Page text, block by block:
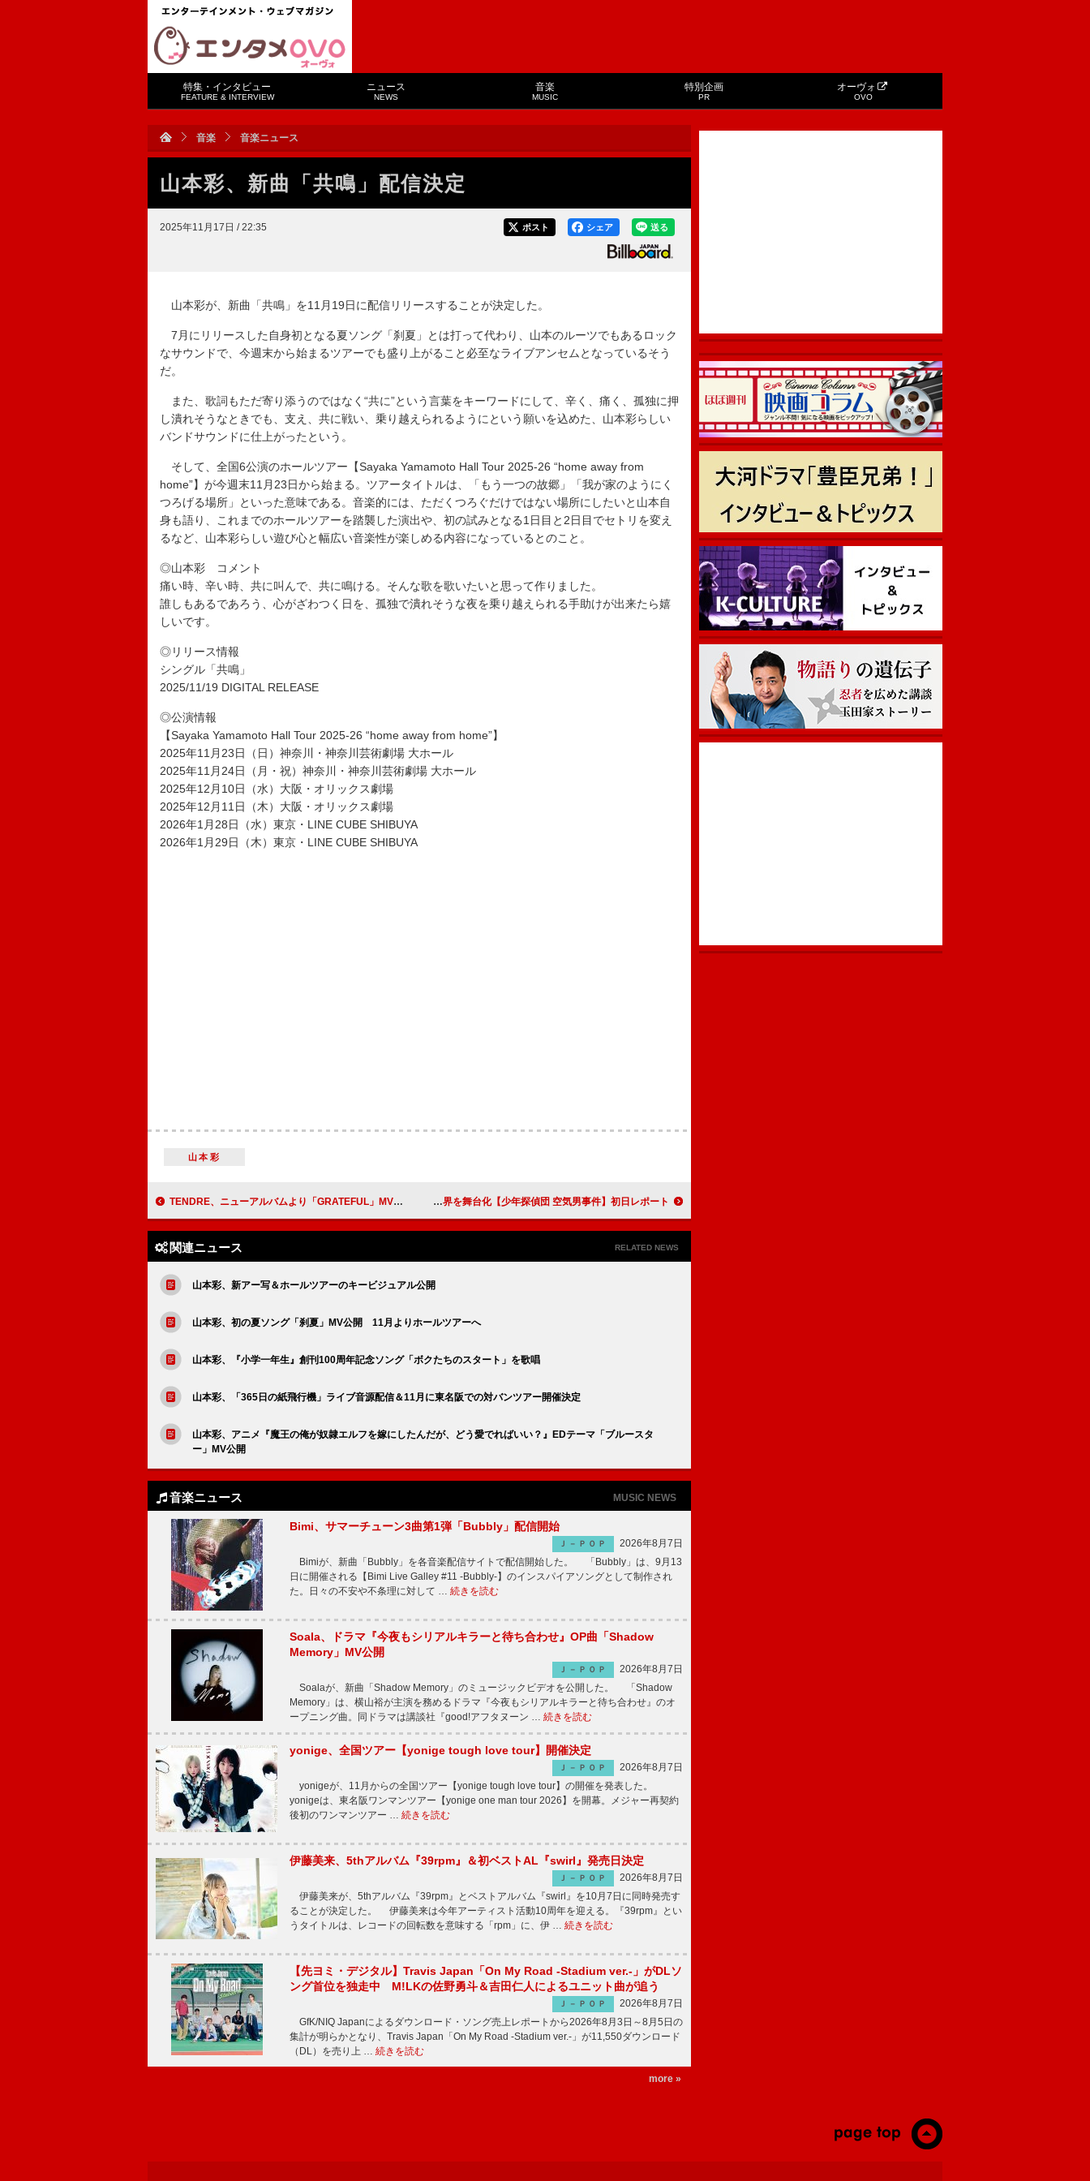
特集・インタビュー
FEATURE & INTERVIEW
ニュース
NEWS
音楽
MUSIC
特別企画
PR
オーヴォ
OVO
音楽 音楽ニュース
山本彩、新曲「共鳴」配信決定
2025年11月17日 / 22:35 送る
シェア
ポスト
山本彩が、新曲「共鳴」を11月19日に配信リリースすることが決定した。
7月にリリースした自身初となる夏ソング「刹夏」とは打って代わり、山本のルーツでもあるロック
なサウンドで、今週末から始まるツアーでも盛り上がること必至なライブアンセムとなっているそう
だ。
また、歌詞もただ寄り添うのではなく“共に”という言葉をキーワードにして、辛く、痛く、孤独に押
し潰れそうなときでも、支え、共に戦い、乗り越えられるようにという願いを込めた、山本彩らしい
バンドサウンドに仕上がったという。
そして、全国6公演のホールツアー【Sayaka Yamamoto Hall Tour 2025-26 “home away from
home”】が今週末11月23日から始まる。ツアータイトルは、「もう一つの故郷」「我が家のようにく
つろげる場所」といった意味である。音楽的には、ただくつろぐだけではない場所にしたいと山本自
身も語り、これまでのホールツアーを踏襲した演出や、初の試みとなる1日目と2日目でセトリを変え
るなど、山本彩らしい遊び心と幅広い音楽性が楽しめる内容になっているとのこと。
◎山本彩 コメント
痛い時、辛い時、共に叫んで、共に鳴ける。そんな歌を歌いたいと思って作りました。
誰しもあるであろう、心がざわつく日を、孤独で潰れそうな夜を乗り越えられる手助けが出来たら嬉
しいです。
◎リリース情報
シングル「共鳴」
2025/11/19 DIGITAL RELEASE
◎公演情報
【Sayaka Yamamoto Hall Tour 2025-26 “home away from home”】
2025年11月23日（日）神奈川・神奈川芸術劇場 大ホール
2025年11月24日（月・祝）神奈川・神奈川芸術劇場 大ホール
2025年12月10日（水）大阪・オリックス劇場
2025年12月11日（木）大阪・オリックス劇場
2026年1月28日（水）東京・LINE CUBE SHIBUYA
2026年1月29日（木）東京・LINE CUBE SHIBUYA
山本彩
TENDRE、ニューアルバムより「GRATEFUL」MV公開 江戸川乱歩『透明怪人』の世界を舞台化【少年探偵団 空気男事件】初日レポート
関連ニュース RELATED NEWS
山本彩、新アー写＆ホールツアーのキービジュアル公開
山本彩、初の夏ソング「刹夏」MV公開 11月よりホールツアーへ
山本彩、『小学一年生』創刊100周年記念ソング「ボクたちのスタート」を歌唱
山本彩、「365日の紙飛行機」ライブ音源配信＆11月に東名阪での対バンツアー開催決定
山本彩、アニメ『魔王の俺が奴隷エルフを嫁にしたんだが、どう愛でればいい？』EDテーマ「ブルースタ
ー」MV公開
音楽ニュース MUSIC NEWS
Bimi、サマーチューン3曲第1弾「Bubbly」配信開始
Ｊ－ＰＯＰ
2026年8月7日
Bimiが、新曲「Bubbly」を各音楽配信サイトで配信開始した。 「Bubbly」は、9月13
日に開催される【Bimi Live Galley #11 -Bubbly-】のインスパイアソングとして制作され
た。日々の不安や不条理に対して … 続きを読む
Soala、ドラマ『今夜もシリアルキラーと待ち合わせ』OP曲「Shadow
Memory」MV公開
Ｊ－ＰＯＰ
2026年8月7日
Soalaが、新曲「Shadow Memory」のミュージックビデオを公開した。 「Shadow
Memory」は、横山裕が主演を務めるドラマ『今夜もシリアルキラーと待ち合わせ』のオ
ープニング曲。同ドラマは講談社『good!アフタヌーン … 続きを読む
yonige、全国ツアー【yonige tough love tour】開催決定
Ｊ－ＰＯＰ
2026年8月7日
yonigeが、11月からの全国ツアー【yonige tough love tour】の開催を発表した。
yonigeは、東名阪ワンマンツアー【yonige one man tour 2026】を開幕。メジャー再契約
後初のワンマンツアー … 続きを読む
伊藤美来、5thアルバム『39rpm』＆初ベストAL『swirl』発売日決定
Ｊ－ＰＯＰ
2026年8月7日
伊藤美来が、5thアルバム『39rpm』とベストアルバム『swirl』を10月7日に同時発売す
ることが決定した。 伊藤美来は今年アーティスト活動10周年を迎える。『39rpm』とい
うタイトルは、レコードの回転数を意味する「rpm」に、伊 … 続きを読む
【先ヨミ・デジタル】Travis Japan「On My Road -Stadium ver.-」がDLソ
ング首位を独走中 M!LKの佐野勇斗＆吉田仁人によるユニット曲が追う
Ｊ－ＰＯＰ
2026年8月7日
GfK/NIQ Japanによるダウンロード・ソング売上レポートから2026年8月3日～8月5日の
集計が明らかとなり、Travis Japan「On My Road -Stadium ver.-」が11,550ダウンロード
（DL）を売り上 … 続きを読む
more »